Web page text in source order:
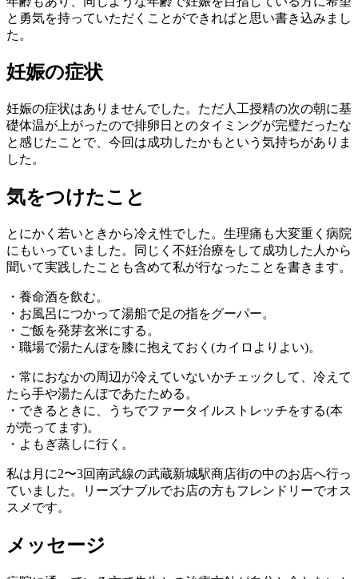
と勇気を持っていただくことができればと思い書き込みまし
た。
妊娠の症状
妊娠の症状はありませんでした。ただ人工授精の次の朝に基
礎体温が上がったので排卵日とのタイミングが完璧だったな
と感じたことで、今回は成功したかもという気持ちがありま
した。
気をつけたこと
とにかく若いときから冷え性でした。生理痛も大変重く病院
にもいっていました。同じく不妊治療をして成功した人から
聞いて実践したことも含めて私が行なったことを書きます。
・養命酒を飲む。
・お風呂につかって湯船で足の指をグーパー。
・ご飯を発芽玄米にする。
・職場で湯たんぽを膝に抱えておく(カイロよりよい)。
・常におなかの周辺が冷えていないかチェックして、冷えて
たら手や湯たんぽであたためる。
・できるときに、うちでファータイルストレッチをする(本
が売ってます)。
・よもぎ蒸しに行く。
私は月に2〜3回南武線の武蔵新城駅商店街の中のお店へ行っ
ていました。リーズナブルでお店の方もフレンドリーでオス
スメです。
メッセージ